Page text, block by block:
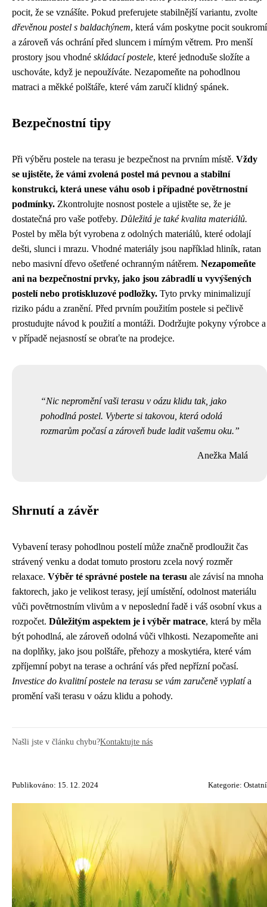
pocit, že se vznášíte. Pokud preferujete stabilnější variantu, zvolte
dřevěnou postel s baldachýnem, která vám poskytne pocit soukromí
a zároveň vás ochrání před sluncem i mírným větrem. Pro menší
prostory jsou vhodné skládací postele, které jednoduše složíte a
uschováte, když je nepoužíváte. Nezapomeňte na pohodlnou
matraci a měkké polštáře, které vám zaručí klidný spánek.
Bezpečnostní tipy
Při výběru postele na terasu je bezpečnost na prvním místě. Vždy
se ujistěte, že vámi zvolená postel má pevnou a stabilní
konstrukci, která unese váhu osob i případné povětrnostní
podmínky. Zkontrolujte nosnost postele a ujistěte se, že je
dostatečná pro vaše potřeby. Důležitá je také kvalita materiálů.
Postel by měla být vyrobena z odolných materiálů, které odolají
dešti, slunci i mrazu. Vhodné materiály jsou například hliník, ratan
nebo masivní dřevo ošetřené ochranným nátěrem. Nezapomeňte
ani na bezpečnostní prvky, jako jsou zábradlí u vyvýšených
postelí nebo protiskluzové podložky. Tyto prvky minimalizují
riziko pádu a zranění. Před prvním použitím postele si pečlivě
prostudujte návod k použití a montáži. Dodržujte pokyny výrobce a
v případě nejasností se obraťte na prodejce.
Nic nepromění vaši terasu v oázu klidu tak, jako
pohodlná postel. Vyberte si takovou, která odolá
rozmarům počasí a zároveň bude ladit vašemu oku.
Anežka Malá
Shrnutí a závěr
Vybavení terasy pohodlnou postelí může značně prodloužit čas
strávený venku a dodat tomuto prostoru zcela nový rozměr
relaxace. Výběr té správné postele na terasu ale závisí na mnoha
faktorech, jako je velikost terasy, její umístění, odolnost materiálu
vůči povětrnostním vlivům a v neposlední řadě i váš osobní vkus a
rozpočet. Důležitým aspektem je i výběr matrace, která by měla
být pohodlná, ale zároveň odolná vůči vlhkosti. Nezapomeňte ani
na doplňky, jako jsou polštáře, přehozy a moskytiéra, které vám
zpříjemní pobyt na terase a ochrání vás před nepřízní počasí.
Investice do kvalitní postele na terasu se vám zaručeně vyplatía
promění vaši terasu v oázu klidu a pohody.
Našli jste v článku chybu?Kontaktujte nás
Publikováno: 15. 12. 2024 Kategorie: Ostatní